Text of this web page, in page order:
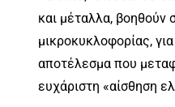
και μέταλλα, βοηθούν
μικροκυκλοφορίας,
αποτέλεσμα που
ευχάριστη «αίσθηση